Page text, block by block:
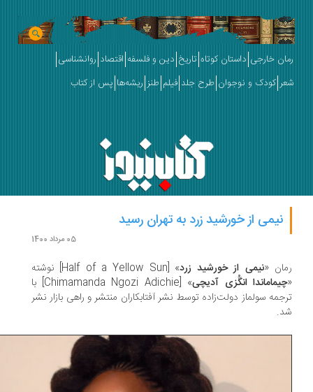
خارجی داستان کوتاه تاریخ دین و فلسفه اقتصاد روانشناسی
کودک و نوجوان طرح جلد فیلم طنز ریشه‌ها پس از کتاب
نیمی از خورشید زرد به تهران رسید
«نیمی از خورشید زرد»
نوشته
چیماماندا انگُزی آدیچی» [Chimamanda Ngozi Adichie]
با
سولماز دولت‌زاده توسط نشر آفتابکاران منتشر و راهی بازار نشر